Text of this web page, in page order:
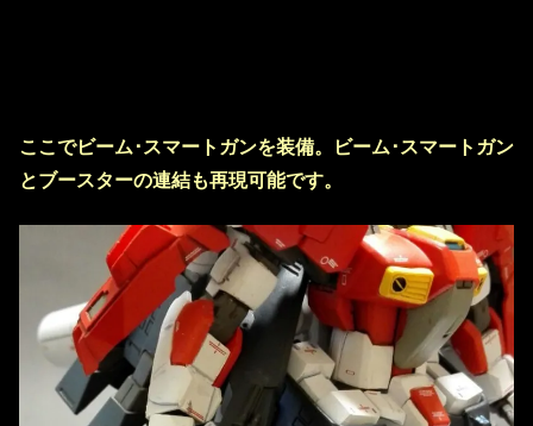
ここでビーム･スマートガンを装備。ビーム･スマートガン
とブースターの連結も再現可能です。